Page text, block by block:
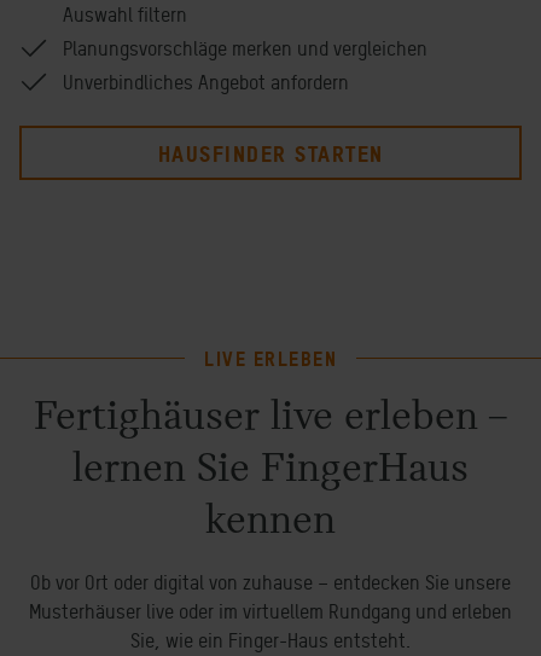
Auswahl filtern
Planungsvorschläge merken und vergleichen
Unverbindliches Angebot anfordern
HAUSFINDER STARTEN
LIVE ERLEBEN
Fertighäuser live erleben –
lernen Sie FingerHaus
kennen
Ob vor Ort oder digital von zuhause – entdecken Sie unsere
Musterhäuser live oder im virtuellem Rundgang und erleben
Sie, wie ein Finger-Haus entsteht.